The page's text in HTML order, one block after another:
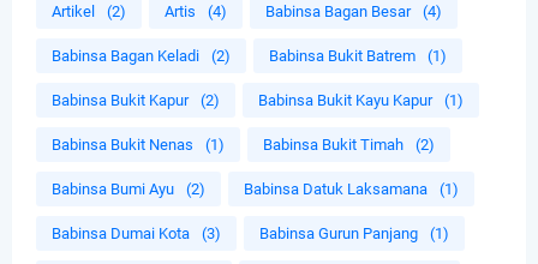
Artikel (2) Artis (4) Babinsa Bagan Besar (4)
Babinsa Bagan Keladi (2) Babinsa Bukit Batrem (1)
Babinsa Bukit Kapur (2) Babinsa Bukit Kayu Kapur (1)
Babinsa Bukit Nenas (1) Babinsa Bukit Timah (2)
Babinsa Bumi Ayu (2) Babinsa Datuk Laksamana (1)
Babinsa Dumai Kota (3) Babinsa Gurun Panjang (1)